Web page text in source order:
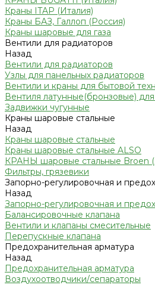
Краны ITAP (Италия)
Краны БАЗ, Галлоп (Россия)
Краны шаровые для газа
Вентили для радиаторов
Назад
Вентили для радиаторов
Узлы для панельных радиаторов
Вентили и краны для бытовой
Вентиля латунные(бронзовые)
Задвижки чугунные
Краны шаровые стальные
Назад
Краны шаровые стальные
Краны шаровые стальные ALSO
КРАНЫ шаровые стальные Broen
Фильтры, грязевики
Запорно-регулировочная и
Назад
Запорно-регулировочная и
Балансировочные клапана
Вентили и клапаны смесительные
Перепускные клапана
Предохранительная арматура
Назад
Предохранительная арматура
Воздухоотводчики/сепараторы